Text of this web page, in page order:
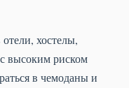
хостелы,
высоким риском
в чемоданы и